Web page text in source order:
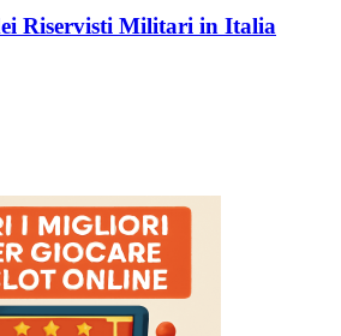
Riservisti Militari in Italia